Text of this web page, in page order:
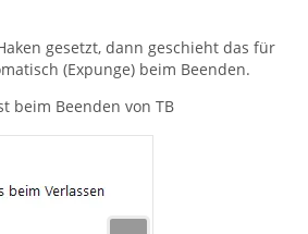
gesetzt, dann geschieht das für
(Expunge) beim Beenden.
beim Beenden von TB